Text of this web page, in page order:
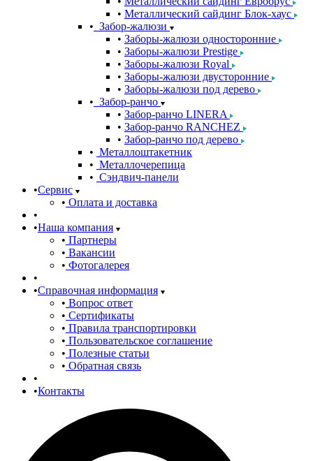
Металлический сайдинг Блок-хаус
Забор-жалюзи
Заборы-жалюзи односторонние
Заборы-жалюзи Prestige
Заборы-жалюзи Royal
Заборы-жалюзи двусторонние
Заборы-жалюзи под дерево
Забор-ранчо
Забор-ранчо LINERA
Забор-ранчо RANCHEZ
Забор-ранчо под дерево
Металлоштакетник
Металлочерепица
Сэндвич-панели
Сервис
Оплата и доставка
Наша компания
Партнеры
Вакансии
Фотогалерея
Справочная информация
Вопрос ответ
Сертификаты
Правила транспортировки
Пользовательское соглашение
Полезные статьи
Обратная связь
Контакты